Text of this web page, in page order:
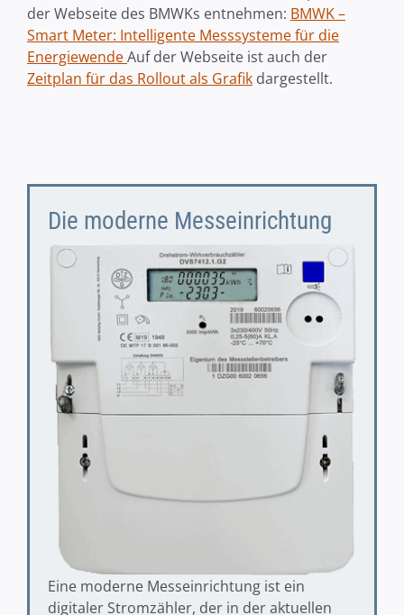
der Webseite des BMWKs entnehmen: BMWK –
Smart Meter: Intelligente Messsysteme für die
EnergiewendeAuf der Webseite ist auch der
Zeitplan für das Rollout als Grafikdargestellt.
Die moderne Messeinrichtung
Eine moderne Messeinrichtung ist ein
digitaler Stromzähler, der in der aktuellen